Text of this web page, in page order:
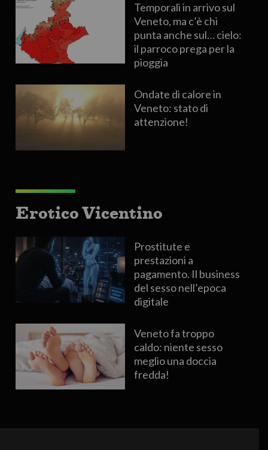
Temporali in arrivo sul
Veneto, ma c’è chi
punta anche sul… cielo:
il parroco prega per la
pioggia
Ondate di calore in
Veneto: stato di
attenzione!
Erotico Vicentino
Prostitute e
prestazioni a
pagamento. Il business
del sesso nell’epoca
digitale
Veneto fa troppo
caldo: niente sesso
meglio una doccia
fredda!